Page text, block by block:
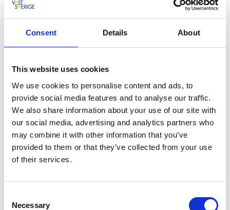
Consent Details About
This website uses cookies
We use cookies to personalise content and ads, to
provide social media features and to analyse our traffic.
We also share information about your use of our site with
our social media, advertising and analytics partners who
may combine it with other information that you’ve
provided to them or that they’ve collected from your use
of their services.
Selection
Necessary
Fri entré
Tält, mat och dryck via Backstage Rockbar
vännerna för en kväll ni sent kommer glömma.
Augusti 2026
MÅN TIS ONS TORS FRE LÖR
27 28
3 4 5 6 7 8 9
10 16